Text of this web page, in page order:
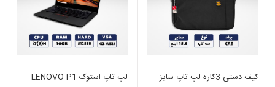
کیف دستی 3کاره لپ تاپ سایز
لپ تاپ استوک LENOVO P1